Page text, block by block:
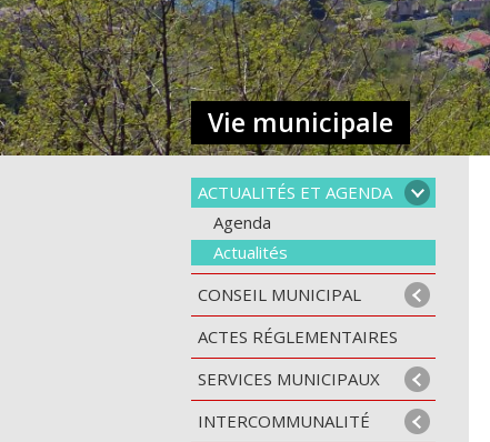
ACTUALITÉS ET AGENDA
Agenda
Actualités
CONSEIL MUNICIPAL
ACTES RÉGLEMENTAIRES
SERVICES MUNICIPAUX
INTERCOMMUNALITÉ
Vie municipale